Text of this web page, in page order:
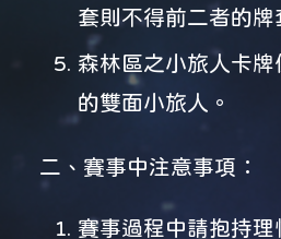
套則不得前二者的牌
森林區之小旅人卡
的雙面小旅人。
二、賽事中注意事項：
賽事過程中請抱持